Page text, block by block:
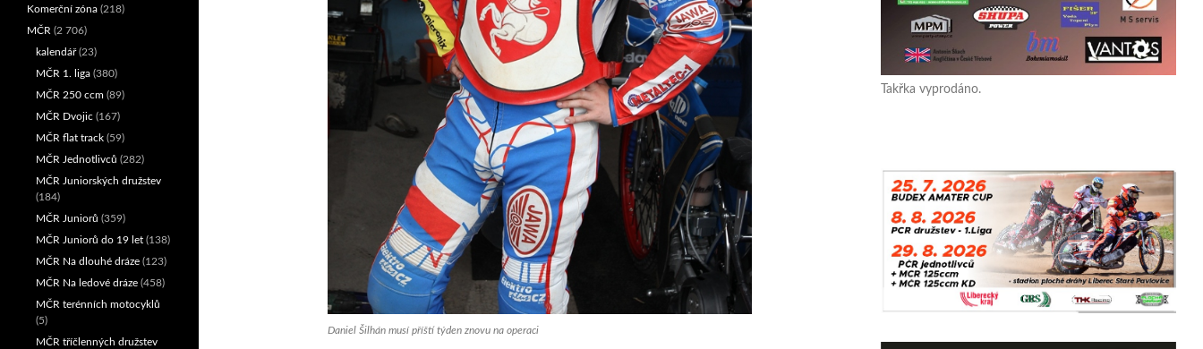
Daniel Šilhán musí příští týden znovu na operaci
Takřka vyprodáno.
Komerční zóna (218)
MČR (2 706)
kalendář(23)
MČR 1. liga (380)
MČR 250 ccm (89)
MČR Dvojic (167)
MČR flat track (59)
MČR Jednotlivců (282)
MČR Juniorských družstev
(184)
MČR Juniorů (359)
MČR Juniorů do 19 let (138)
MČR Na dlouhé dráze (123)
MČR Na ledové dráze (458)
MČR terénních motocyklů
(5)
MČR tříčlenných družstev